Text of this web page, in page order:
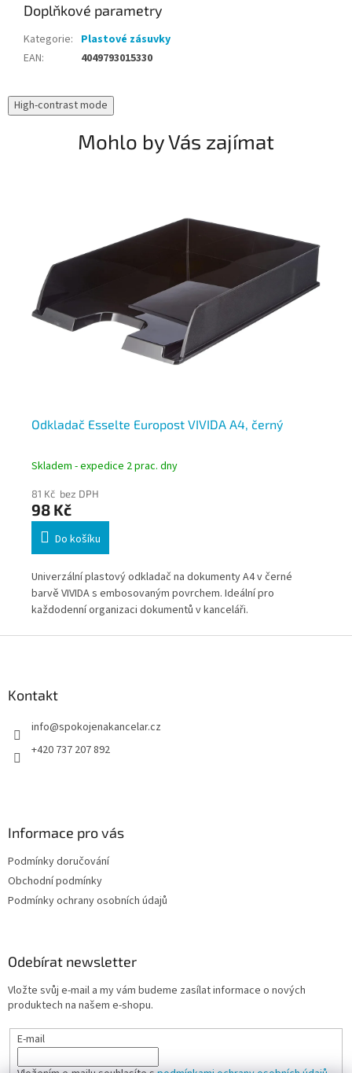
Doplňkové parametry
Kategorie: Plastové zásuvky
EAN: 4049793015330
High-contrast mode
Mohlo by Vás zajímat
Odkladač Esselte Europost VIVIDA A4, černý
Skladem - expedice 2 prac. dny
81 Kč bez DPH
98 Kč
Do košíku
Univerzální plastový odkladač na dokumenty A4 v černé
barvě VIVIDA s embosovaným povrchem. Ideální pro
každodenní organizaci dokumentů v kanceláři.
Kontakt
info@spokojenakancelar.cz
+420 737 207 892
Informace pro vás
Podmínky doručování
Obchodní podmínky
Podmínky ochrany osobních údajů
Odebírat newsletter
Vložte svůj e-mail a my vám budeme zasílat informace o nových
produktech na našem e-shopu.
E-mail